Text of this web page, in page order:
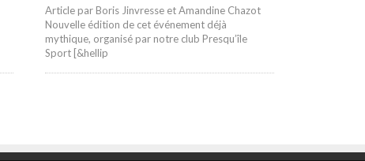
Article par Boris Jinvresse et Amandine Chazot
Nouvelle édition de cet événement déjà
mythique, organisé par notre club Presqu’île
Sport [&hellip